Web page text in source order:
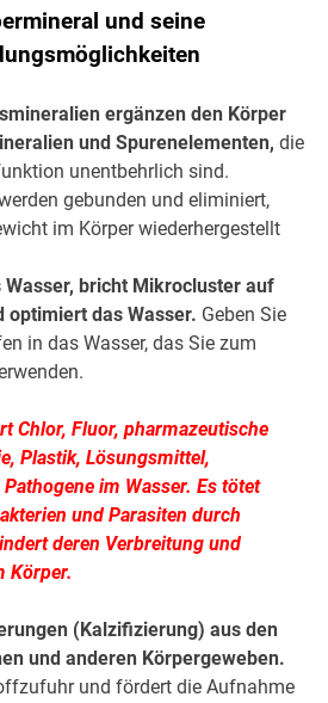
und seine
ergänzen den Körper
und Spurenelementen, die
unentbehrlich sind.
gebunden und eliminiert,
im Körper wiederhergestellt
Wasser, bricht Mikrocluster auf
das Wasser. Geben Sie
in das Wasser, das Sie zum
Chlor, Fluor, pharmazeutische
Plastik, Lösungsmittel,
im Wasser. Es tötet
und Parasiten durch
deren Verbreitung und
Körper.
(Kalzifizierung) aus den
und anderen Körpergeweben.
und fördert die Aufnahme